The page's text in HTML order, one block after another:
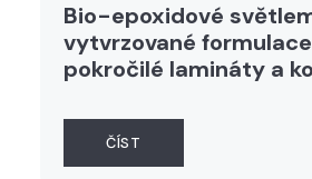
Bio-epoxidové
vytvrzované
pokročilé lamináty a
ČÍST